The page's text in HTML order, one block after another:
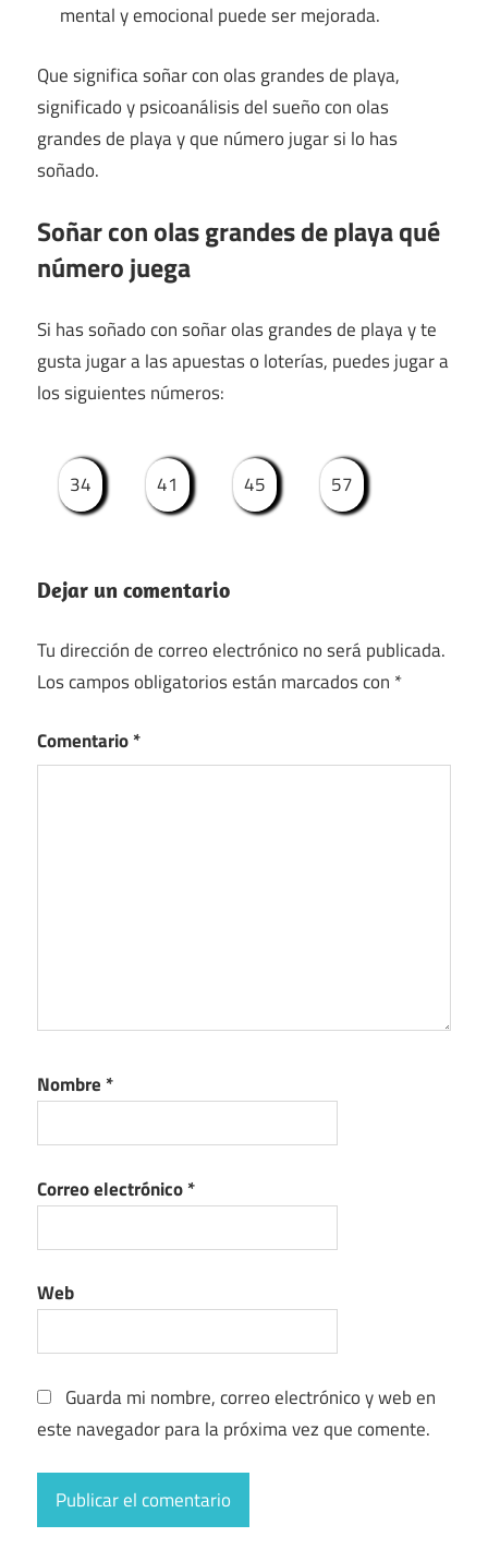
mental y emocional puede ser mejorada.
Que significa soñar con olas grandes de playa,
significado y psicoanálisis del sueño con olas
grandes de playa y que número jugar si lo has
soñado.
Soñar con olas grandes de playa qué
número juega
Si has soñado con soñar olas grandes de playa y te
gusta jugar a las apuestas o loterías, puedes jugar a
los siguientes números:
34 41 45 57
Dejar un comentario
Tu dirección de correo electrónico no será publicada.
Los campos obligatorios están marcados con *
Comentario*
Nombre *
Correo electrónico*
Web
Guarda mi nombre, correo electrónico y web en
este navegador para la próxima vez que comente.